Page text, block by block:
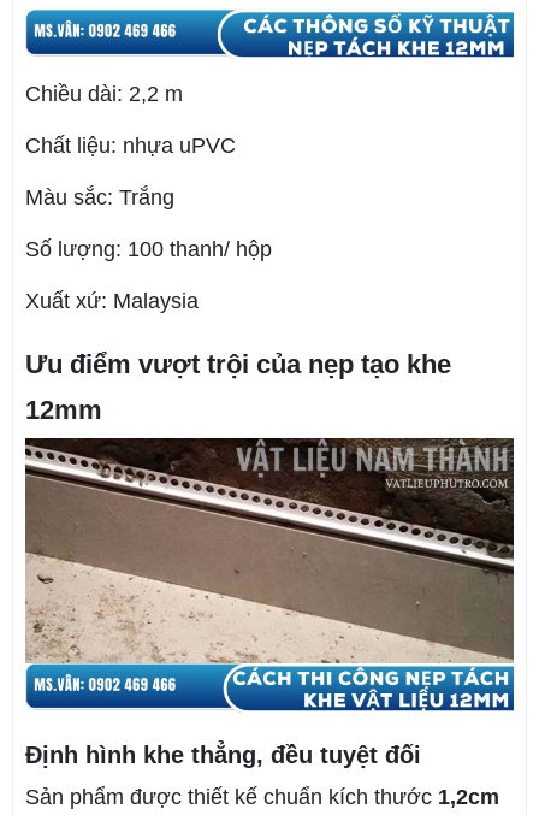
Chiều dài: 2,2 m
Chất liệu: nhựa uPVC
Màu sắc: Trắng
Số lượng: 100 thanh/ hộp
Xuất xứ: Malaysia
Ưu điểm vượt trội của nẹp tạo khe
12mm
Định hình khe thẳng, đều tuyệt đối
Sản phẩm được thiết kế chuẩn kích thước 1,2cm